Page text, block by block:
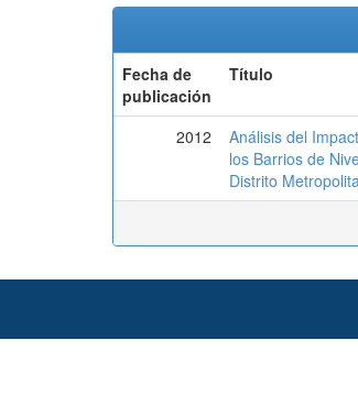
Fecha de
publicación
Título
2012
Análisis del
los Barrios de
Distrito